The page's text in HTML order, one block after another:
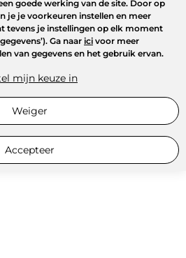
goede werking van de site. Door op
je je voorkeuren instellen en meer
tevens je instellingen op elk moment
Ga naar ici voor meer
van gegevens en het gebruik ervan.
mijn keuze in
Weiger
Accepteer